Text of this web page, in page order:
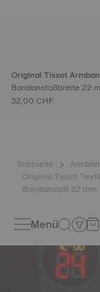
Original Tissot
32,00 CHF
Startseite
Original Tissot
Bandanstoß 22 mm
Menü